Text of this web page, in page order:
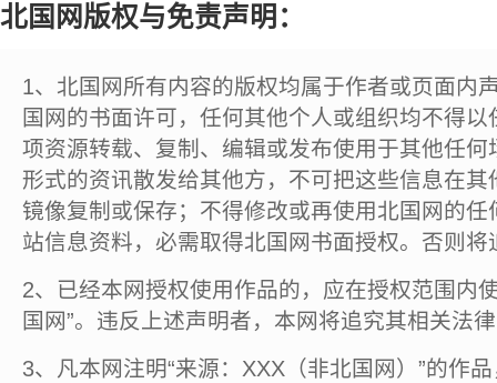
北国网版权与免责声明：
1、北国网所有内容的版权均属于作者或页面内
国网的书面许可，任何其他个人或组织均不得
项资源转载、复制、编辑或发布使用于其他任
形式的资讯散发给其他方，不可把这些信息在
镜像复制或保存；不得修改或再使用北国网的
站信息资料，必需取得北国网书面授权。否则将
2、已经本网授权使用作品的，应在授权范围内
国网”。违反上述声明者，本网将追究其相关法
3、凡本网注明“来源：XXX（非北国网）”的作